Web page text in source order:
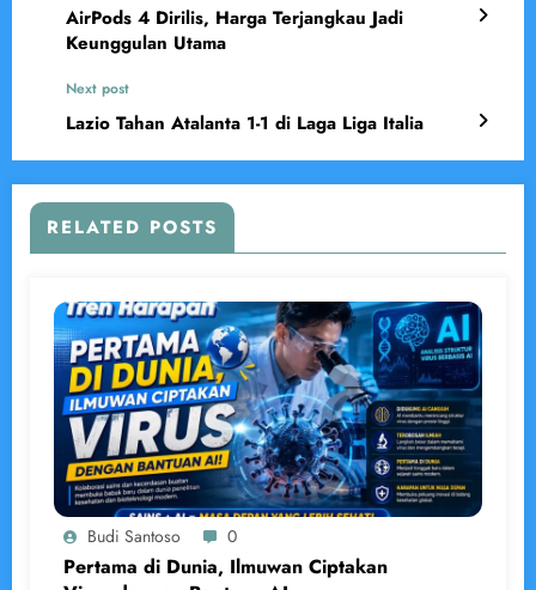
AirPods 4 Dirilis, Harga Terjangkau Jadi
Keunggulan Utama
Next post
Lazio Tahan Atalanta 1-1 di Laga Liga Italia
RELATED POSTS
Budi Santoso 0
Pertama di Dunia, Ilmuwan Ciptakan